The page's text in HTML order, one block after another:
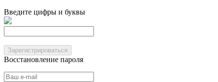
Введите цифры и буквы
Зарегистрироваться
Восстановление пароля